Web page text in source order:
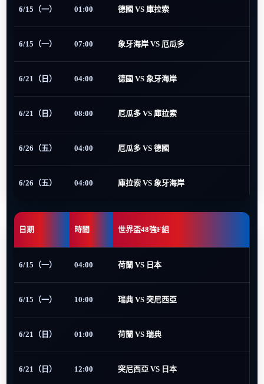
6/15（一） 01:00 德國 VS 庫拉索
6/15（一） 07:00 象牙海岸 VS 厄瓜多
6/21（日） 04:00 德國 VS 象牙海岸
6/21（日） 08:00 厄瓜多 VS 庫拉索
6/26（五） 04:00 厄瓜多 VS 德國
6/26（五） 04:00 庫拉索 VS 象牙海岸
日期 時間 世界盃48強F組
6/15（一） 04:00 荷蘭 VS 日本
6/15（一） 10:00 瑞典 VS 突尼西亞
6/21（日） 01:00 荷蘭 VS 瑞典
6/21（日） 12:00 突尼西亞 VS 日本